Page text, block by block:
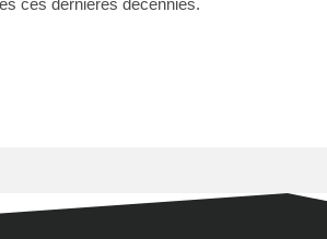
ces dernières décennies.